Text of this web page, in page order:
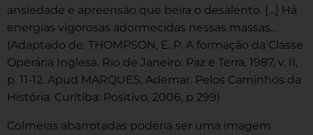
ansiedade e apreensão que beira o desalento. […] Há
energias vigorosas adormecidas nessas massas…
(Adaptado de: THOMPSON, E. P. A formação da Classe
Operária Inglesa. Rio de Janeiro: Paz e Terra, 1987, v. II,
p. 11-12. Apud MARQUES, Ademar. Pelos Caminhos da
História. Curitiba: Positivo, 2006, p 299)
Colmeias abarrotadas poderia ser uma imagem